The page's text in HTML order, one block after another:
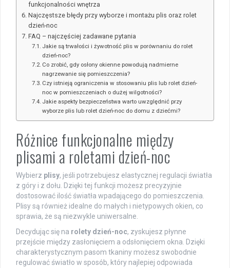
funkcjonalności wnętrza
Najczęstsze błędy przy wyborze i montażu plis oraz rolet
dzień-noc
FAQ – najczęściej zadawane pytania
Jakie są trwałości i żywotność plis w porównaniu do rolet
dzień-noc?
Co zrobić, gdy osłony okienne powodują nadmierne
nagrzewanie się pomieszczenia?
Czy istnieją ograniczenia w stosowaniu plis lub rolet dzień-
noc w pomieszczeniach o dużej wilgotności?
Jakie aspekty bezpieczeństwa warto uwzględnić przy
wyborze plis lub rolet dzień-noc do domu z dziećmi?
Różnice funkcjonalne między
plisami a roletami dzień-noc
Wybierz plisy, jeśli potrzebujesz elastycznej regulacji światła
z góry i z dołu. Dzięki tej funkcji możesz precyzyjnie
dostosować ilość światła wpadającego do pomieszczenia.
Plisy są również idealne do małych i nietypowych okien, co
sprawia, że są niezwykle uniwersalne.
Decydując się na rolety dzień-noc, zyskujesz płynne
przejście między zasłonięciem a odsłonięciem okna. Dzięki
charakterystycznym pasom tkaniny możesz swobodnie
regulować światło w sposób, który najlepiej odpowiada